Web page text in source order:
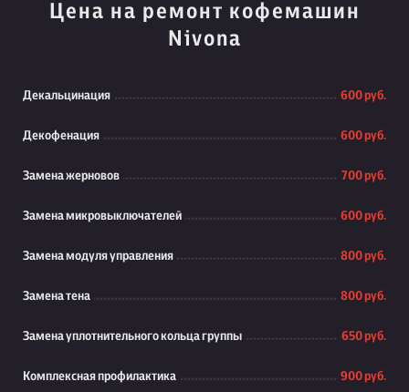
Цена на ремонт кофемашин
Nivona
Декальцинация 600 руб.
Декофенация 600 руб.
Замена жерновов 700 руб.
Замена микровыключателей 600 руб.
Замена модуля управления 800 руб.
Замена тена 800 руб.
Замена уплотнительного кольца группы 650 руб.
Комплексная профилактика 900 руб.